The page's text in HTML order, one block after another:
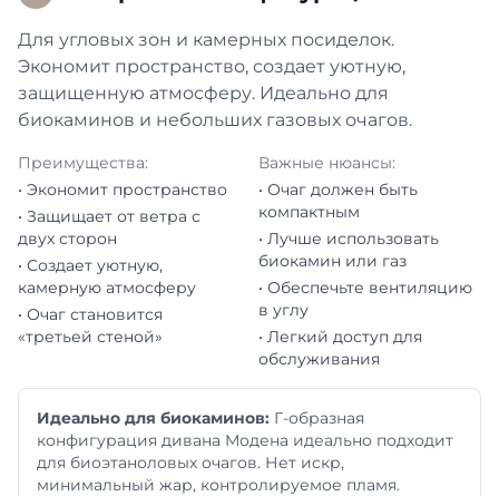
Для угловых зон и камерных посиделок.
Экономит пространство, создает уютную,
защищенную атмосферу. Идеально для
биокаминов и небольших газовых очагов.
Преимущества:
• Экономит пространство
• Защищает от ветра с
двух сторон
• Создает уютную,
камерную атмосферу
• Очаг становится
«третьей стеной»
Важные нюансы:
• Очаг должен быть
компактным
• Лучше использовать
биокамин или газ
• Обеспечьте вентиляцию
в углу
• Легкий доступ для
обслуживания
Идеально для биокаминов: Г-образная
конфигурация дивана Модена идеально подходит
для биоэтаноловых очагов. Нет искр,
минимальный жар, контролируемое пламя.